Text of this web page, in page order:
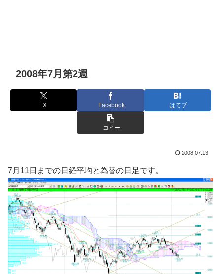
2008年7月第2週
X Facebook はてブ
コピー
2008.07.13
7月11日までの日経平均と為替の日足です。